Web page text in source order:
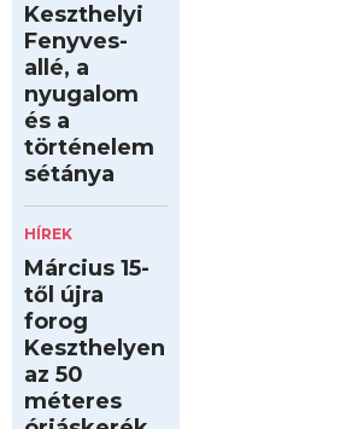
Keszthelyi
Fenyves-
allé, a
nyugalom
és a
történelem
sétánya
HÍREK
Március 15-
től újra
forog
Keszthelyen
az 50
méteres